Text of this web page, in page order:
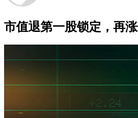
市值退第一股锁定，再